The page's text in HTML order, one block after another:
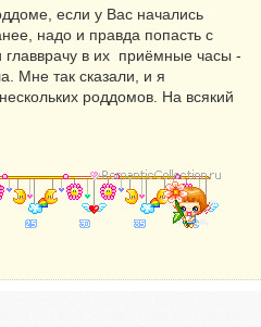
если у Вас начались
надо и правда попасть с
главврачу в их приёмные часы -
Мне так сказали, и я
роддомов. На всякий